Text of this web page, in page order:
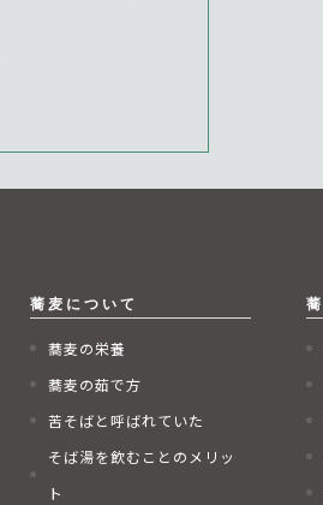
蕎麦の栄養
蕎麦の茹で方
苦そばと呼ばれていた
そば湯を飲むことのメリッ
ト